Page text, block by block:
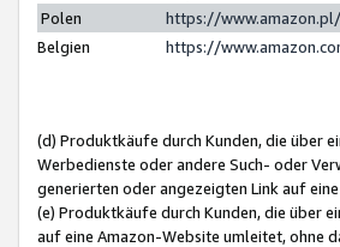
Polen
https://
Belgien
https://
(d) Produktkäufe durch Kunden, die über
Werbedienste oder andere Such- oder
generierten oder angezeigten Link auf
(e) Produktkäufe durch Kunden, die über
auf eine Amazon-Website umleitet, ohne